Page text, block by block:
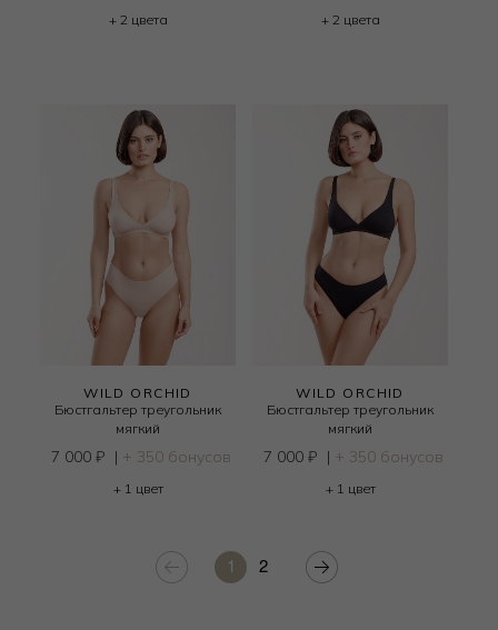
+ 2 цвета + 2 цвета
WILD ORCHID
Бюстгальтер треугольник
мягкий
7 000 ₽ | + 350 бонусов
+ 1 цвет
WILD ORCHID
Бюстгальтер треугольник
мягкий
7 000 ₽ | + 350 бонусов
+ 1 цвет
1 2